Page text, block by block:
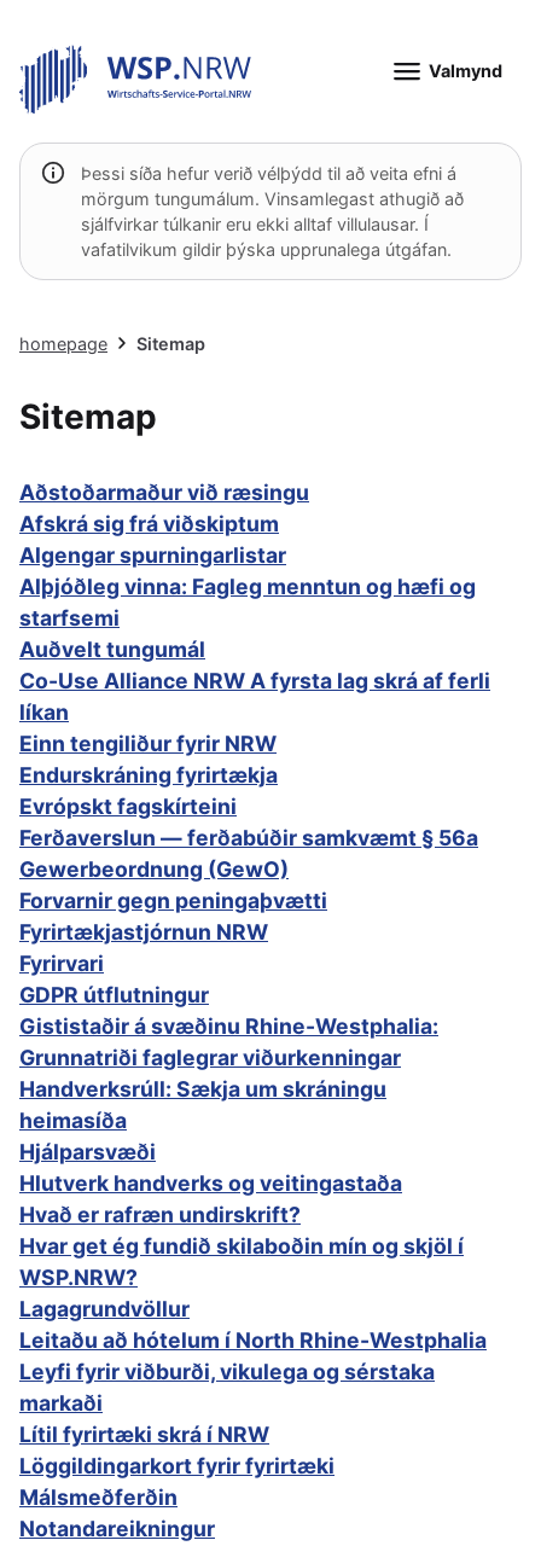
Valmynd
Þessi síða hefur verið vélþýdd til að veita efni á
mörgum tungumálum. Vinsamlegast athugið að
sjálfvirkar túlkanir eru ekki alltaf villulausar. Í
vafatilvikum gildir þýska upprunalega útgáfan.
homepage Sitemap
Sitemap
Aðstoðarmaður við ræsingu
Afskrá sig frá viðskiptum
Algengar spurningarlistar
Alþjóðleg vinna: Fagleg menntun og hæfi og
starfsemi
Auðvelt tungumál
Co-Use Alliance NRW A fyrsta lag skrá af ferli
líkan
Einn tengiliður fyrir NRW
Endurskráning fyrirtækja
Evrópskt fagskírteini
Ferðaverslun — ferðabúðir samkvæmt § 56a
Gewerbeordnung (GewO)
Forvarnir gegn peningaþvætti
Fyrirtækjastjórnun NRW
Fyrirvari
GDPR útflutningur
Gististaðir á svæðinu Rhine-Westphalia:
Grunnatriði faglegrar viðurkenningar
Handverksrúll: Sækja um skráningu
heimasíða
Hjálparsvæði
Hlutverk handverks og veitingastaða
Hvað er rafræn undirskrift?
Hvar get ég fundið skilaboðin mín og skjöl í
WSP.NRW?
Lagagrundvöllur
Leitaðu að hótelum í North Rhine-Westphalia
Leyfi fyrir viðburði, vikulega og sérstaka
markaði
Lítil fyrirtæki skrá í NRW
Löggildingarkort fyrir fyrirtæki
Málsmeðferðin
Notandareikningur